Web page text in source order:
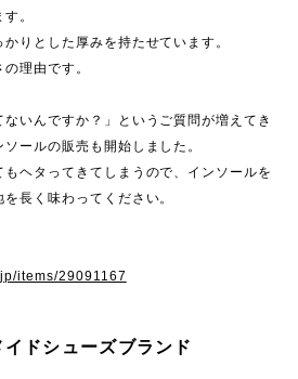
。
りとした厚みを持たせています。
理由です。
ないんですか？」というご質問が増えてき
ールの販売も開始しました。
ヘタってきてしまうので、インソールを
長く味わってください。
items/29091167
イドシューズブランド